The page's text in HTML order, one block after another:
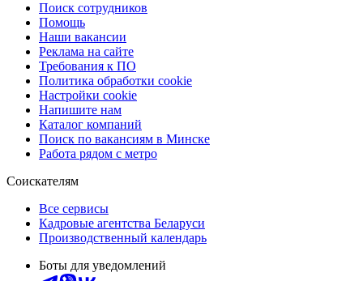
Поиск сотрудников
Помощь
Наши вакансии
Реклама на сайте
Требования к ПО
Политика обработки cookie
Настройки cookie
Напишите нам
Каталог компаний
Поиск по вакансиям в Минске
Работа рядом с метро
Соискателям
Все сервисы
Кадровые агентства Беларуси
Производственный календарь
Боты для уведомлений